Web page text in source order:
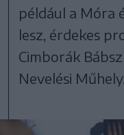
például a Móra
lesz, érdekes
Cimborák
Nevelési Műhely.